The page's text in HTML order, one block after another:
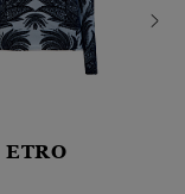
ETRO